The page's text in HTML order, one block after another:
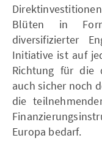
Blüten in
diversifizierter
Initiative ist auf
Richtung für die
auch sicher noch
die
Europa bedarf.